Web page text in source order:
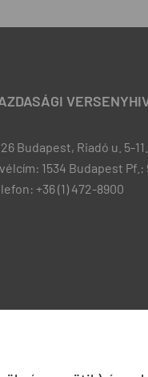
Budapest, Riadó u. 5-11.
1534 Budapest Pf.:
+36 (1) 472-8900